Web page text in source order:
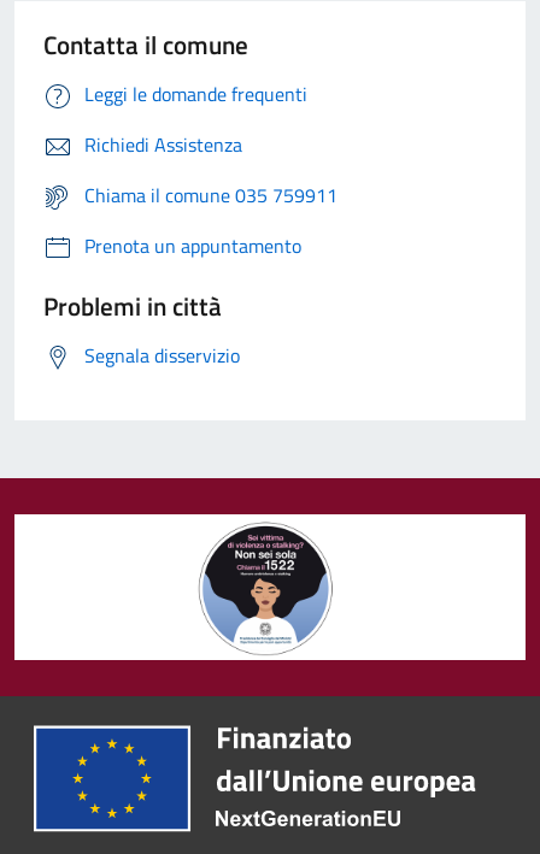
Contatta il comune
Leggi le domande frequenti
Richiedi Assistenza
Chiama il comune 035 759911
Prenota un appuntamento
Problemi in città
Segnala disservizio